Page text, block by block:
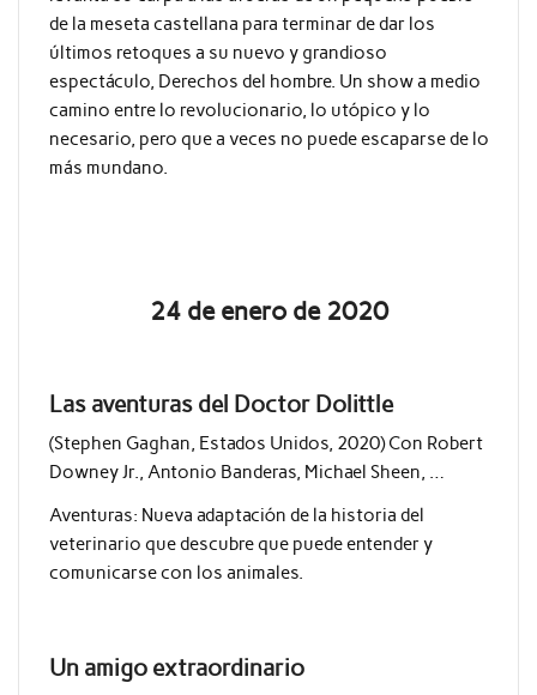
de la meseta castellana para terminar de dar los
últimos retoques a su nuevo y grandioso
espectáculo, Derechos del hombre. Un show a medio
camino entre lo revolucionario, lo utópico y lo
necesario, pero que a veces no puede escaparse de lo
más mundano.
24 de enero de 2020
Las aventuras del Doctor Dolittle
(Stephen Gaghan, Estados Unidos, 2020) Con Robert
Downey Jr., Antonio Banderas, Michael Sheen, …
Aventuras: Nueva adaptación de la historia del
veterinario que descubre que puede entender y
comunicarse con los animales.
Un amigo extraordinario